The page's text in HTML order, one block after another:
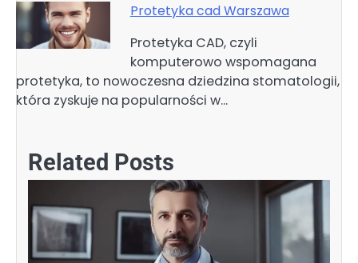
Protetyka cad Warszawa
Protetyka CAD, czyli
komputerowo wspomagana
protetyka, to nowoczesna dziedzina stomatologii,
która zyskuje na popularności w…
Related Posts